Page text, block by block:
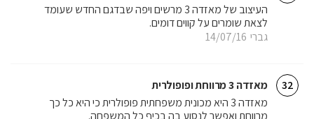
גברי 14/07/16
העיצוב של מאזדה 3 מרשים ויפה שבדגם החדש שעומד
לצאת שומרים על קווים דומים.
32 מאזדה 3 מרווחת ופופולרית
מאזדה 3 היא מכונית משפחתית פופולרית כי היא כל כך
מרווחת ואפשר לנסוע בה בכיף כל המשפחה.